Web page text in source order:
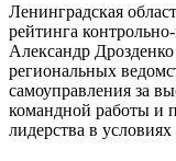
Ленинградская
рейтинга
Александр
региональных
самоуправления за
командной работы и
лидерства в